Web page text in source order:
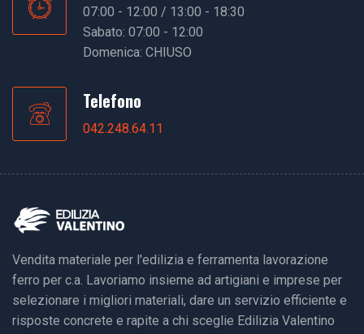
07:00 - 12:00 / 13:00 - 18:30
Sabato: 07:00 - 12:00
Domenica: CHIUSO
Telefono
042.248.64.11
Vendita materiale per l'edilizia e ferramenta lavorazione
ferro per c.a. Lavoriamo insieme ad artigiani e imprese per
selezionare i migliori materiali, dare un servizio efficiente e
risposte concrete e rapite a chi sceglie Edilizia Valentino